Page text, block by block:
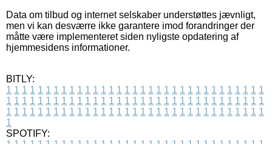
Data om tilbud og internet selskaber understøttes jævnligt,
men vi kan desværre ikke garantere imod forandringer der
måtte være implementeret siden nyligste opdatering af
hjemmesidens informationer.
BITLY:
1 1 1 1 1 1 1 1 1 1 1 1 1 1 1 1 1 1 1 1 1 1 1 1 1 1 1 1 1 1 1 1 1
1 1 1 1 1 1 1 1 1 1 1 1 1 1 1 1 1 1 1 1 1 1 1 1 1 1 1 1 1 1 1 1 1
1 1 1 1 1 1 1 1 1 1 1 1 1 1 1 1 1 1 1 1 1 1 1 1 1 1 1 1 1 1 1 1 1
1
SPOTIFY: